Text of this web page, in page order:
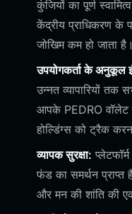
कुंजियों का पूर्ण
केंद्रीय प्राधिकरण के
जोखिम कम हो जाता है।
उपयोगकर्ता के अनुकूल
उन्नत व्यापारियों तक
आपके PEDRO वॉलेट
होल्डिंग्स को ट्रैक
व्यापक सुरक्षा:
फंड का समर्थन प्राप्त
और मन की शांति की